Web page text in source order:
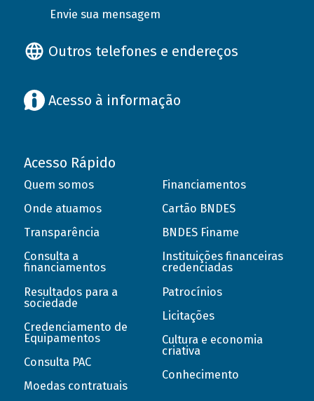
Envie sua mensagem
Outros telefones e endereços
Acesso à informação
Acesso Rápido
Quem somos
Onde atuamos
Transparência
Consulta a
financiamentos
Resultados para a
sociedade
Credenciamento de
Equipamentos
Consulta PAC
Moedas contratuais
Financiamentos
Cartão BNDES
BNDES Finame
Instituições financeiras
credenciadas
Patrocínios
Licitações
Cultura e economia
criativa
Conhecimento